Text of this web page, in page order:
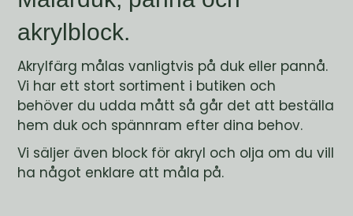
akrylblock.
Akrylfärg målas vanligtvis på duk eller pannå.
Vi har ett stort sortiment i butiken och
behöver du udda mått så går det att beställa
hem duk och spännram efter dina behov.
Vi säljer även block för akryl och olja om du vill
ha något enklare att måla på.